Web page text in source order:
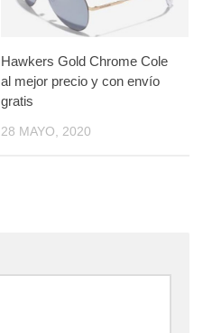
Hawkers Gold Chrome Cole
al mejor precio y con envío
gratis
28 MAYO, 2020